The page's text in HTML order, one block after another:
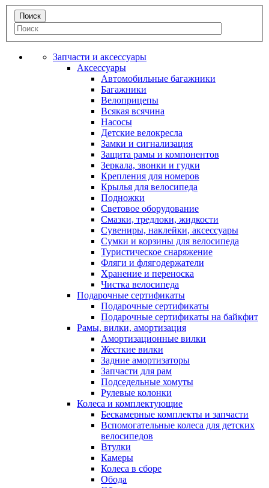
Запчасти и аксессуары
Аксессуары
Автомобильные багажники
Багажники
Велоприцепы
Всякая всячина
Насосы
Детские велокресла
Замки и сигнализация
Защита рамы и компонентов
Зеркала, звонки и гудки
Крепления для номеров
Крылья для велосипеда
Подножки
Световое оборудование
Смазки, тредлоки, жидкости
Сувениры, наклейки, аксессуары
Сумки и корзины для велосипеда
Туристическое снаряжение
Фляги и флягодержатели
Хранение и переноска
Чистка велосипеда
Подарочные сертификаты
Подарочные сертификаты
Подарочные сертификаты на байкфит
Рамы, вилки, амортизация
Амортизационные вилки
Жесткие вилки
Задние амортизаторы
Запчасти для рам
Подседельные хомуты
Рулевые колонки
Колеса и комплектующие
Бескамерные комплекты и запчасти
Вспомогательные колеса для детских
велосипедов
Втулки
Камеры
Колеса в сборе
Обода